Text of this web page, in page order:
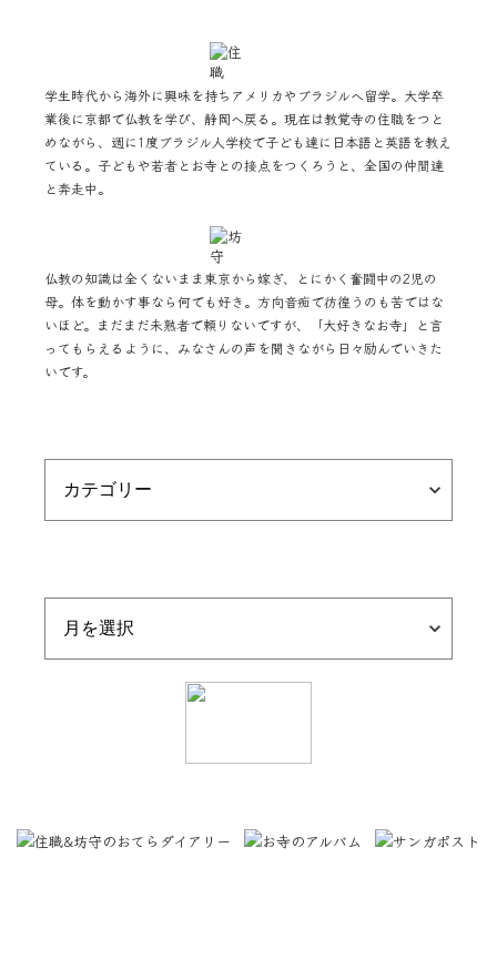
学生時代から海外に興味を持ちアメリカやブラジルへ留学。大学卒
業後に京都で仏教を学び、静岡へ戻る。現在は教覚寺の住職をつと
めながら、週に1度ブラジル人学校で子ども達に日本語と英語を教え
ている。子どもや若者とお寺との接点をつくろうと、全国の仲間達
と奔走中。
仏教の知識は全くないまま東京から嫁ぎ、とにかく奮闘中の2児の
母。体を動かす事なら何でも好き。方向音痴で彷徨うのも苦ではな
いほど。まだまだ未熟者で頼りないですが、「大好きなお寺」と言
ってもらえるように、みなさんの声を聞きながら日々励んでいきた
いです。